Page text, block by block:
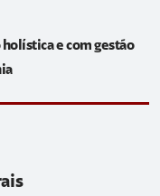
e com gestão